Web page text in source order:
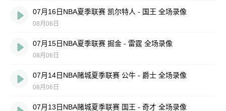
07月16日NBA夏季联赛 凯尔特人 - 国王 全场录像
08月06日
07月15日NBA夏季联赛 掘金 - 雷霆 全场录像
08月06日
07月14日NBA赌城夏季联赛 公牛 - 爵士 全场录像
08月06日
07月13日NBA赌城夏季联赛 国王 - 奇才 全场录像